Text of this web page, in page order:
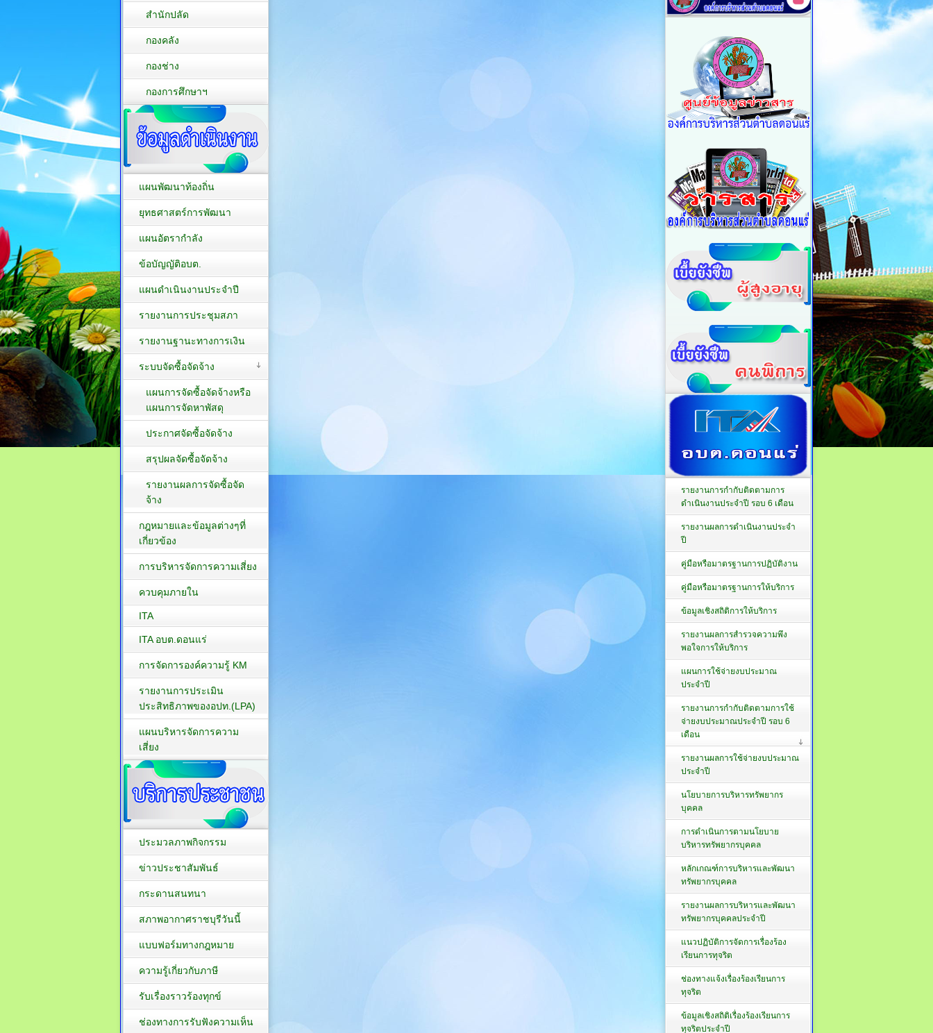
สำนักปลัด
กองคลัง
กองช่าง
กองการศึกษาฯ
แผนพัฒนาท้องถิ่น
ยุทธศาสตร์การพัฒนา
แผนอัตรากำลัง
ข้อบัญญัติอบต.
แผนดำเนินงานประจำปี
รายงานการประชุมสภา
รายงานฐานะทางการเงิน
ระบบจัดซื้อจัดจ้าง
แผนการจัดซื้อจัดจ้างหรือ
แผนการจัดหาพัสดุ
ประกาศจัดซื้อจัดจ้าง
สรุปผลจัดซื้อจัดจ้าง
รายงานผลการจัดซื้อจัด
จ้าง
กฎหมายและข้อมูลต่างๆที่
เกี่ยวข้อง
การบริหารจัดการความเสี่ยง
ควบคุมภายใน
ITA
ITA อบต.ดอนแร่
การจัดการองค์ความรู้ KM
รายงานการประเมิน
ประสิทธิภาพของอปท.(LPA)
แผนบริหารจัดการความ
เสี่ยง
ประมวลภาพกิจกรรม
ข่าวประชาสัมพันธ์
กระดานสนทนา
สภาพอากาศราชบุรีวันนี้
แบบฟอร์มทางกฎหมาย
ความรู้เกี่ยวกับภาษี
รับเรื่องราวร้องทุกข์
ช่องทางการรับฟังความเห็น
รายงานการกำกับติดตามการ
ดำเนินงานประจำปี รอบ 6 เดือน
รายงานผลการดำเนินงานประจำ
ปี
คู่มือหรือมาตรฐานการปฏิบัติงาน
คู่มือหรือมาตรฐานการให้บริการ
ข้อมูลเชิงสถิติการให้บริการ
รายงานผลการสำรวจความพึง
พอใจการให้บริการ
แผนการใช้จ่ายงบประมาณ
ประจำปี
รายงานการกำกับติดตามการใช้
จ่ายงบประมาณประจำปี รอบ 6
เดือน
รายงานผลการใช้จ่ายงบประมาณ
ประจำปี
นโยบายการบริหารทรัพยากร
บุคคล
การดำเนินการตามนโยบาย
บริหารทรัพยากรบุคคล
หลักเกณฑ์การบริหารและพัฒนา
ทรัพยากรบุคคล
รายงานผลการบริหารและพัฒนา
ทรัพยากรบุคคลประจำปี
แนวปฏิบัติการจัดการเรื่องร้อง
เรียนการทุจริต
ช่องทางแจ้งเรื่องร้องเรียนการ
ทุจริต
ข้อมูลเชิงสถิติเรื่องร้องเรียนการ
ทุจริตประจำปี